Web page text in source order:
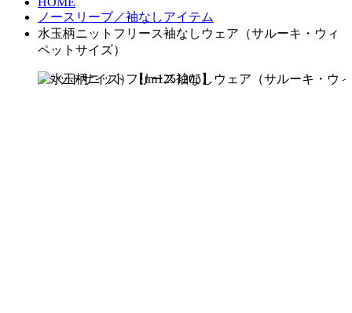
ノースリーブ／袖なしアイテム
水玉柄ニットフリース袖なしウェア（サルーキ・ウィ
ペットサイズ）